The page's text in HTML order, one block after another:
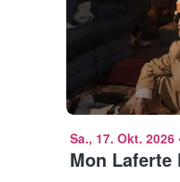
Sa., 17. Okt. 2026
Mon Laferte